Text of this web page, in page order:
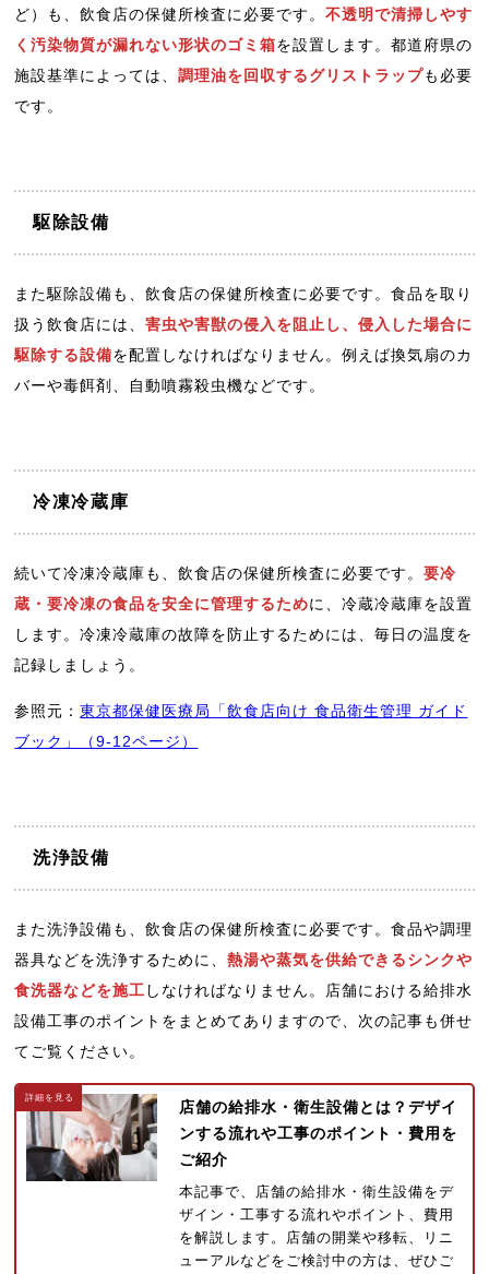
ど）も、飲食店の保健所検査に必要です。不透明で清掃しやす
く汚染物質が漏れない形状のゴミ箱を設置します。都道府県の
施設基準によっては、調理油を回収するグリストラップも必要
です。
駆除設備
また駆除設備も、飲食店の保健所検査に必要です。食品を取り
扱う飲食店には、害虫や害獣の侵入を阻止し、侵入した場合に
駆除する設備を配置しなければなりません。例えば換気扇のカ
バーや毒餌剤、自動噴霧殺虫機などです。
冷凍冷蔵庫
続いて冷凍冷蔵庫も、飲食店の保健所検査に必要です。要冷
蔵・要冷凍の食品を安全に管理するために、冷蔵冷蔵庫を設置
します。冷凍冷蔵庫の故障を防止するためには、毎日の温度を
記録しましょう。
参照元：東京都保健医療局「飲食店向け 食品衛生管理 ガイド
ブック」（9-12ページ）
洗浄設備
また洗浄設備も、飲食店の保健所検査に必要です。食品や調理
器具などを洗浄するために、熱湯や蒸気を供給できるシンクや
食洗器などを施工 しなければなりません。店舗における給排水
設備工事のポイントをまとめてありますので、次の記事も併せ
てご覧ください。
店舗の給排水・衛生設備とは？デザイ
ンする流れや工事のポイント・費用を
ご紹介
本記事で、店舗の給排水・衛生設備をデ
ザイン・工事する流れやポイント、費用
を解説します。店舗の開業や移転、リニ
ューアルなどをご検討中の方は、ぜひご